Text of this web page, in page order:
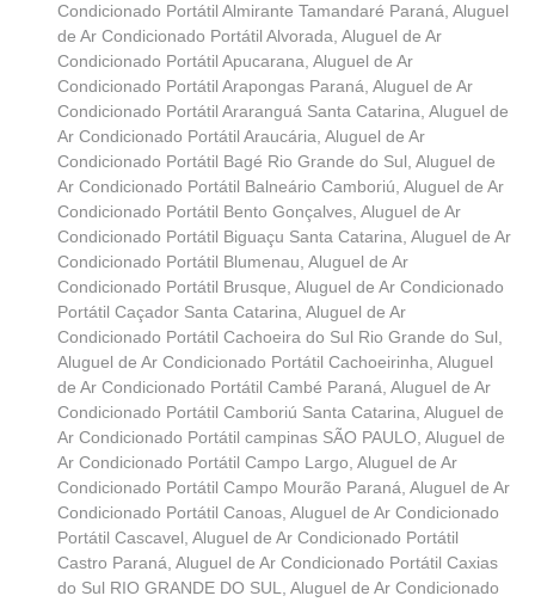
Condicionado Portátil Almirante Tamandaré Paraná, Aluguel
de Ar Condicionado Portátil Alvorada, Aluguel de Ar
Condicionado Portátil Apucarana, Aluguel de Ar
Condicionado Portátil Arapongas Paraná, Aluguel de Ar
Condicionado Portátil Araranguá Santa Catarina, Aluguel de
Ar Condicionado Portátil Araucária, Aluguel de Ar
Condicionado Portátil Bagé Rio Grande do Sul, Aluguel de
Ar Condicionado Portátil Balneário Camboriú, Aluguel de Ar
Condicionado Portátil Bento Gonçalves, Aluguel de Ar
Condicionado Portátil Biguaçu Santa Catarina, Aluguel de Ar
Condicionado Portátil Blumenau, Aluguel de Ar
Condicionado Portátil Brusque, Aluguel de Ar Condicionado
Portátil Caçador Santa Catarina, Aluguel de Ar
Condicionado Portátil Cachoeira do Sul Rio Grande do Sul,
Aluguel de Ar Condicionado Portátil Cachoeirinha, Aluguel
de Ar Condicionado Portátil Cambé Paraná, Aluguel de Ar
Condicionado Portátil Camboriú Santa Catarina, Aluguel de
Ar Condicionado Portátil campinas SÃO PAULO, Aluguel de
Ar Condicionado Portátil Campo Largo, Aluguel de Ar
Condicionado Portátil Campo Mourão Paraná, Aluguel de Ar
Condicionado Portátil Canoas, Aluguel de Ar Condicionado
Portátil Cascavel, Aluguel de Ar Condicionado Portátil
Castro Paraná, Aluguel de Ar Condicionado Portátil Caxias
do Sul RIO GRANDE DO SUL, Aluguel de Ar Condicionado